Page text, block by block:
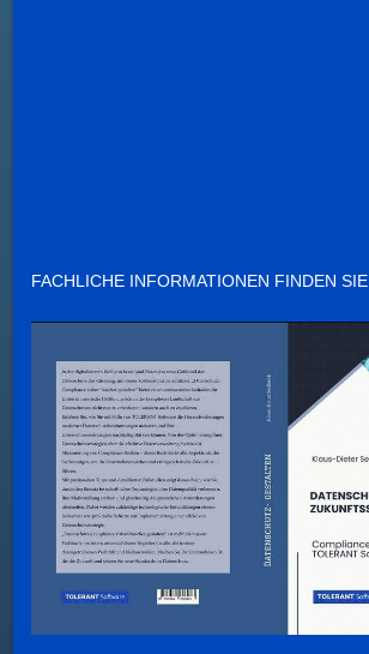
FACHLICHE INFORMATIONEN FINDEN